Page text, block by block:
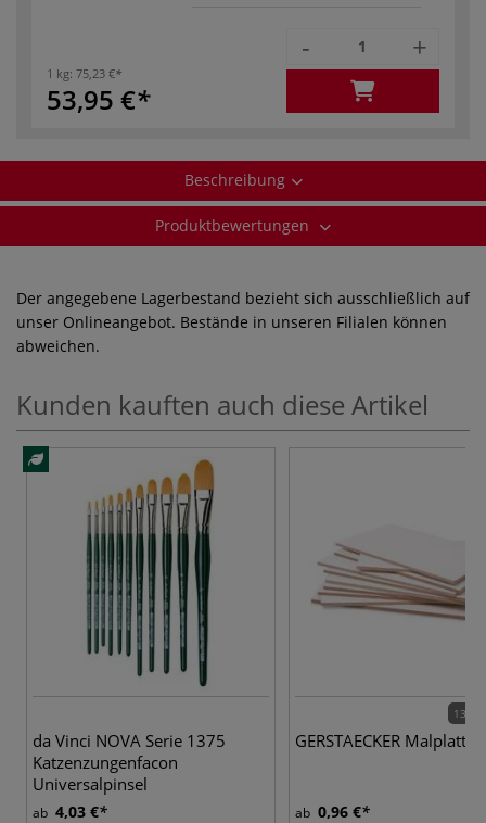
1 kg: 75,23 €
53,95 €
- +
Beschreibung
Produktbewertungen
Der angegebene Lagerbestand bezieht sich ausschließlich auf
unser Onlineangebot. Bestände in unseren Filialen können
abweichen.
Kunden kauften auch diese Artikel
da Vinci NOVA Serie 1375
Katzenzungenfacon
Universalpinsel
ab 4,03 €
13
GERSTAECKER Malplatten
ab 0,96 €